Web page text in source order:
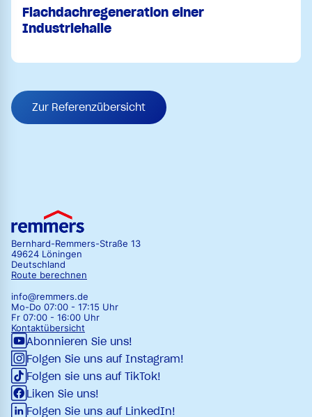
Flachdachregeneration einer
Industriehalle
Zur Referenzübersicht
Bernhard-Remmers-Straße 13
49624 Löningen
Deutschland
Route berechnen
info@remmers.de
Mo-Do 07:00 - 17:15 Uhr
Fr 07:00 - 16:00 Uhr
Kontaktübersicht
Abonnieren Sie uns!
Folgen Sie uns auf Instagram!
Folgen sie uns auf TikTok!
Liken Sie uns!
Folgen Sie uns auf LinkedIn!